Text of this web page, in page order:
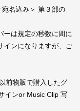
名込み＞ 第３部の
ーは規定の秒数に間に
インになりますが、ご
前物販で購入したグ
インor Music Clip 写